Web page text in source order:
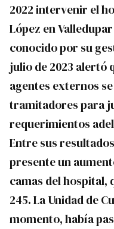
2022 intervenir el
López en
conocido por su
julio de 2023 alertó
agentes externos
tramitadores para
requerimientos
Entre sus
presente un
camas del hospital,
245. La Unidad de
momento, había